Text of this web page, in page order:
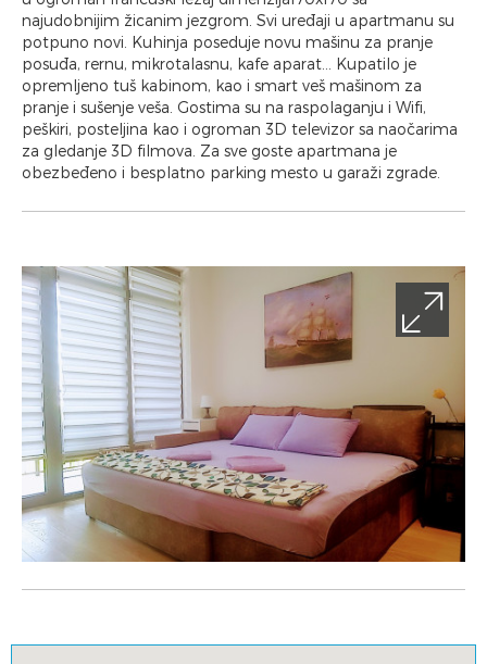
najudobnijim žicanim jezgrom. Svi uređaji u apartmanu su
potpuno novi. Kuhinja poseduje novu mašinu za pranje
posuđa, rernu, mikrotalasnu, kafe aparat... Kupatilo je
opremljeno tuš kabinom, kao i smart veš mašinom za
pranje i sušenje veša. Gostima su na raspolaganju i Wifi,
peškiri, posteljina kao i ogroman 3D televizor sa naočarima
za gledanje 3D filmova. Za sve goste apartmana je
obezbeđeno i besplatno parking mesto u garaži zgrade.